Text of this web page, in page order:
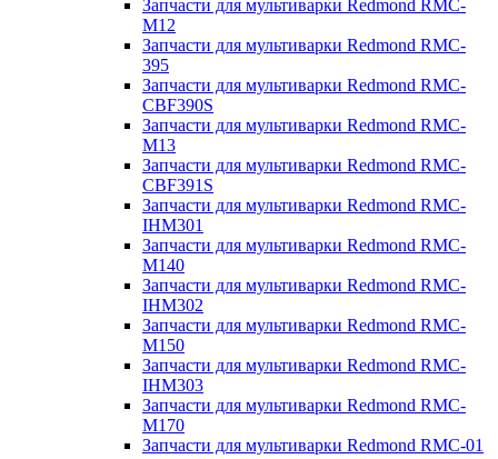
Запчасти для мультиварки Redmond RMC-
M12
Запчасти для мультиварки Redmond RMC-
395
Запчасти для мультиварки Redmond RMC-
CBF390S
Запчасти для мультиварки Redmond RMC-
M13
Запчасти для мультиварки Redmond RMC-
CBF391S
Запчасти для мультиварки Redmond RMC-
IHM301
Запчасти для мультиварки Redmond RMC-
M140
Запчасти для мультиварки Redmond RMC-
IHM302
Запчасти для мультиварки Redmond RMC-
M150
Запчасти для мультиварки Redmond RMC-
IHM303
Запчасти для мультиварки Redmond RMC-
M170
Запчасти для мультиварки Redmond RMC-01